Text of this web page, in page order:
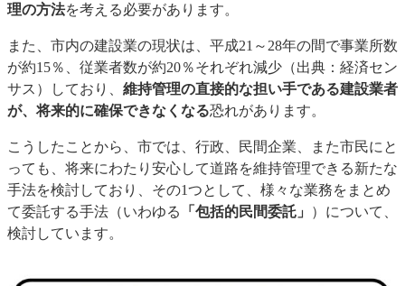
理の方法を考える必要があります。
また、市内の建設業の現状は、平成21～28年の間で事業所数
が約15％、従業者数が約20％それぞれ減少（出典：経済セン
サス）しており、 維持管理の直接的な担い手である建設業者
が、将来的に確保できなくなる恐れがあります。
こうしたことから、市では、行政、民間企業、また市民にと
っても、将来にわたり安心して道路を維持管理できる新たな
手法を検討しており、その1つとして、様々な業務をまとめ
て委託する手法（いわゆる
「包括的民間委託」
）について、
検討しています。